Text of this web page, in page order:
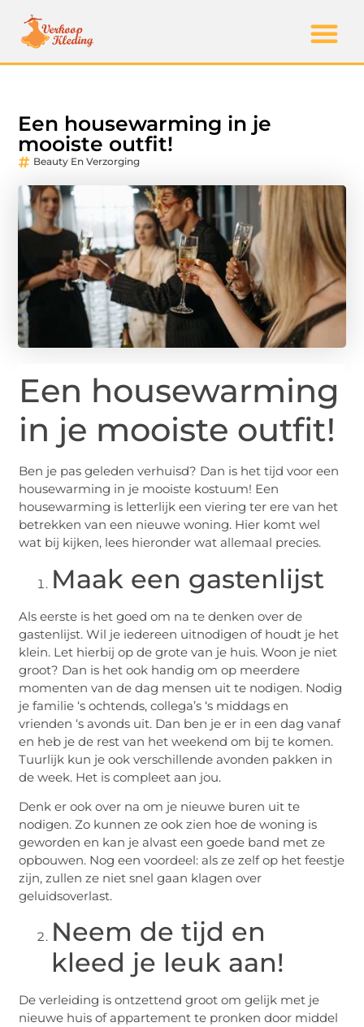
Een housewarming in je
mooiste outfit!
Beauty En Verzorging
Een housewarming
in je mooiste outfit!
Ben je pas geleden verhuisd? Dan is het tijd voor een
housewarming in je mooiste kostuum! Een
housewarming is letterlijk een viering ter ere van het
betrekken van een nieuwe woning. Hier komt wel
wat bij kijken, lees hieronder wat allemaal precies.
Maak een gastenlijst
Als eerste is het goed om na te denken over de
gastenlijst. Wil je iedereen uitnodigen of houdt je het
klein. Let hierbij op de grote van je huis. Woon je niet
groot? Dan is het ook handig om op meerdere
momenten van de dag mensen uit te nodigen. Nodig
je familie ‘s ochtends, collega’s ‘s middags en
vrienden ‘s avonds uit. Dan ben je er in een dag vanaf
en heb je de rest van het weekend om bij te komen.
Tuurlijk kun je ook verschillende avonden pakken in
de week. Het is compleet aan jou.
Denk er ook over na om je nieuwe buren uit te
nodigen. Zo kunnen ze ook zien hoe de woning is
geworden en kan je alvast een goede band met ze
opbouwen. Nog een voordeel: als ze zelf op het feestje
zijn, zullen ze niet snel gaan klagen over
geluidsoverlast.
Neem de tijd en
kleed je leuk aan!
De verleiding is ontzettend groot om gelijk met je
nieuwe huis of appartement te pronken door middel